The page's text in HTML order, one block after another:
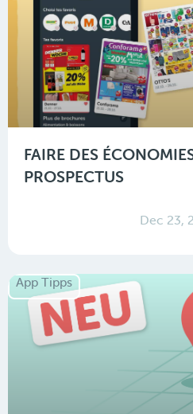
FAIRE DES
PROSPECTUS
Dec 23,
App Tipps